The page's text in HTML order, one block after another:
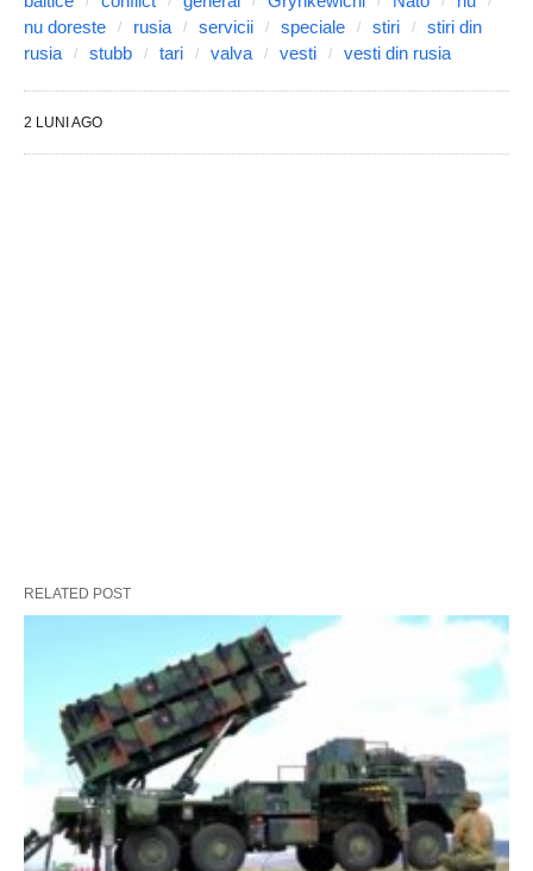
nu doreste
rusia servicii speciale stiri
stiri din
rusia
stubb tari valva vesti vesti din rusia
2 LUNI AGO
RELATED POST